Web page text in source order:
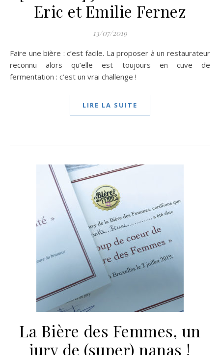
Eric et Emilie Fernez
13/07/2019
Faire une bière : c’est facile. La proposer à un restaurateur
reconnu alors qu’elle est toujours en cuve de
fermentation : c’est un vrai challenge !
LIRE LA SUITE
La Bière des Femmes, un
jury de (super) nanas !